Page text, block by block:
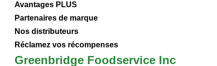
Avantages PLUS
Partenaires de marque
Nos distributeurs
Réclamez vos récompenses
Greenbridge Foodservice Inc